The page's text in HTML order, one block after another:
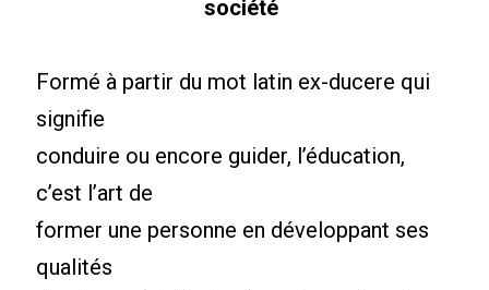
société
Formé à partir du mot latin ex-ducere qui
signifie
conduire ou encore guider, l’éducation,
c’est l’art de
former une personne en développant ses
qualités